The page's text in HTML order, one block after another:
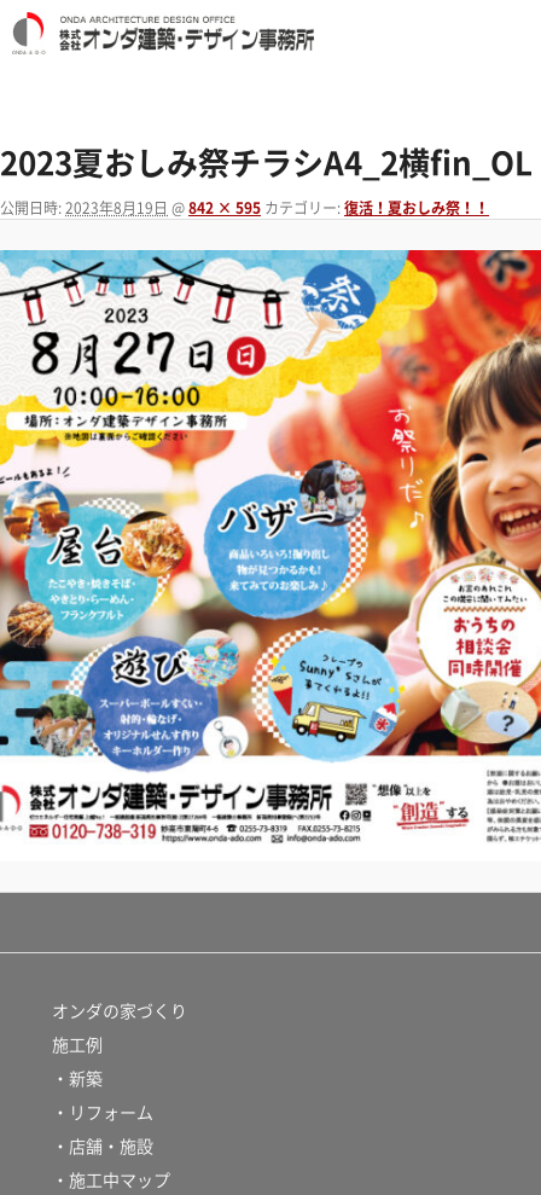
2023夏おしみ祭チラシA4_2横fin_OL
公開日時: 2023年8月19日 @ 842 × 595 カテゴリー: 復活！夏おしみ祭！！
オンダの家づくり
施工例
・新築
・リフォーム
・店舗・施設
・施工中マップ